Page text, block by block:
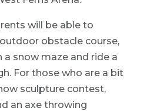
will be able to
obstacle course,
snow maze and ride a
For those who are a bit
sculpture contest,
an axe throwing